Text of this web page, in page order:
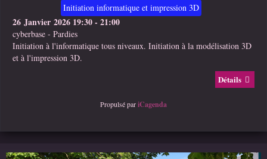
Initiation informatique et impression 3D
26 Janvier 2026 19:30- 21:00
cyberbase - Pardies
Initiation à l'informatique tous niveaux. Initiation à la modélisation 3D
et à l'impression 3D.
Détails
Propulsé pariCagenda